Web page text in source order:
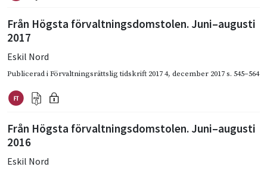
Från Högsta förvaltningsdomstolen. Juni–augusti
2017
Eskil Nord
Publicerad iFörvaltningsrättslig tidskrift 2017 4, december 2017s. 545–564
Från Högsta förvaltningsdomstolen. Juni–augusti
2016
Eskil Nord